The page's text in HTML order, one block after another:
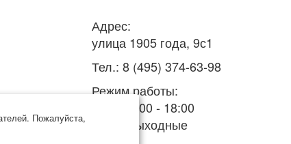
Адрес:
улица 1905 года, 9с1
Тел.: 8 (495) 374-63-98
Режим работы:
пн-пт: 9:00 - 18:00
сб-вс: выходные
Пожалуйста,